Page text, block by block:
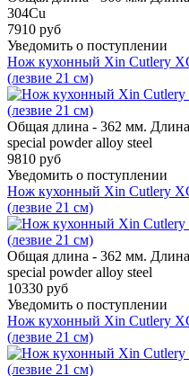
304Cu
7910 руб
Уведомить о поступлении
Нож кухонный Xin Cutlery
(лезвие 21 см)
Общая длина - 362 мм.
special powder alloy steel
9810 руб
Уведомить о поступлении
Нож кухонный Xin Cutlery
(лезвие 21 см)
Общая длина - 362 мм.
special powder alloy steel
10330 руб
Уведомить о поступлении
Нож кухонный Xin Cutlery
(лезвие 21 см)